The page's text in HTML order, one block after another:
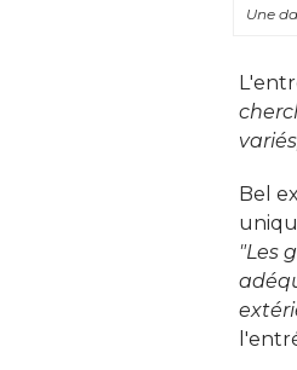
Une
Bel
"Les